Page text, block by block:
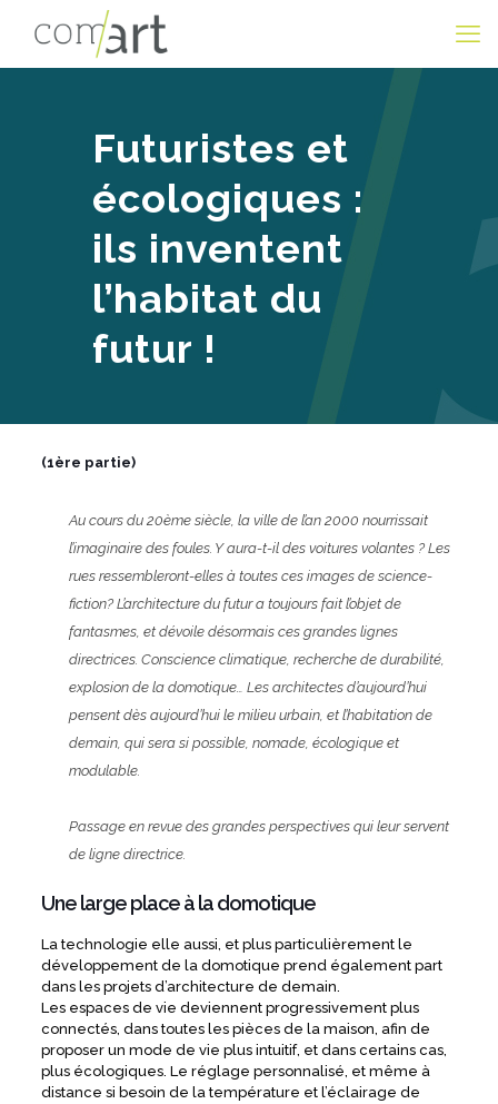
Futuristes et
écologiques :
ils inventent
l’habitat du
futur !
(1ère partie)
Au cours du 20ème siècle, la ville de l’an 2000 nourrissait
l’imaginaire des foules. Y aura-t-il des voitures volantes ? Les
rues ressembleront-elles à toutes ces images de science-
fiction? L’architecture du futur a toujours fait l’objet de
fantasmes, et dévoile désormais ces grandes lignes
directrices. Conscience climatique, recherche de durabilité,
explosion de la domotique… Les architectes d’aujourd’hui
pensent dès aujourd’hui le milieu urbain, et l’habitation de
demain, qui sera si possible, nomade, écologique et
modulable.
Passage en revue des grandes perspectives qui leur servent
de ligne directrice.
Une large place à la domotique
La technologie elle aussi, et plus particulièrement le
développement de la domotique prend également part
dans les projets d’architecture de demain.
Les espaces de vie deviennent progressivement plus
connectés, dans toutes les pièces de la maison, afin de
proposer un mode de vie plus intuitif, et dans certains cas,
plus écologiques. Le réglage personnalisé, et même à
distance si besoin de la température et l’éclairage de